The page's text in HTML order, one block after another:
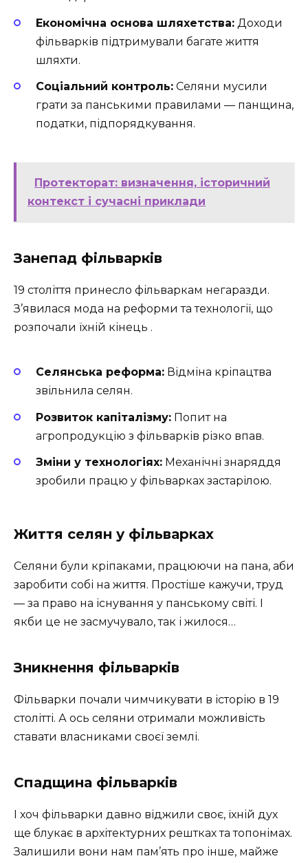
Економічна основа шляхетства: Доходи
фільварків підтримували багате життя
шляхти.
Соціальний контроль: Селяни мусили
грати за панськими правилами — панщина,
податки, підпорядкування.
Протекторат: визначення, історичний
контекст і сучасні приклади
Занепад фільварків
19 століття принесло фільваркам негаразди.
З’явилася мода на реформи та технології, що
розпочали їхній кінець .
Селянська реформа: Відміна кріпацтва
звільнила селян.
Розвиток капіталізму: Попит на
агропродукцію з фільварків різко впав.
Зміни у технологіях: Механічні знаряддя
зробили працю у фільварках застарілою.
Життя селян у фільварках
Селяни були кріпаками, працюючи на пана, аби
заробити собі на життя. Простіше кажучи, труд
— за право на існування у панському світі. І
якби це не засмучувало, так і жилося…
Зникнення фільварків
Фільварки почали чимчикувати в історію в 19
столітті. А ось селяни отримали можливість
ставати власниками своєї землі.
Спадщина фільварків
І хоч фільварки давно віджили своє, їхній дух
ще блукає в архітектурних рештках та топонімах.
Залишили вони нам пам’ять про інше, майже